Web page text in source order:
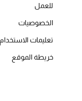
للعمل
الخصوصيات
تعليمات الاستخدام
خريطة الموقع